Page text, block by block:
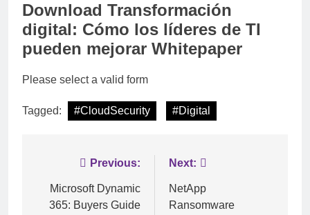
Download Transformación
digital: Cómo los líderes de TI
pueden mejorar Whitepaper
Please select a valid form
Tagged: #CloudSecurity #Digital
navigation
Previous:
Microsoft Dynamic
365: Buyers Guide
Next:
NetApp
Ransomware